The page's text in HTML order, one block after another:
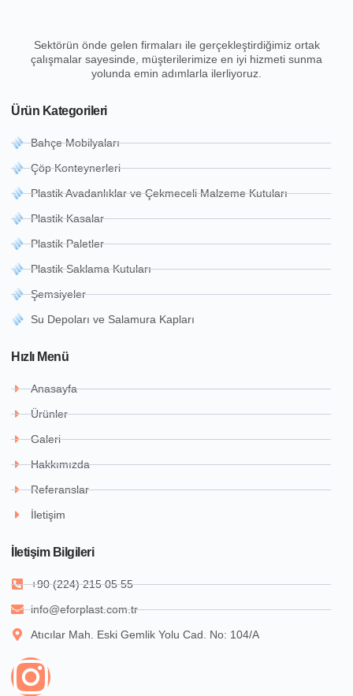
Sektörün önde gelen firmaları ile gerçekleştirdiğimiz ortak
çalışmalar sayesinde, müşterilerimize en iyi hizmeti sunma
yolunda emin adımlarla ilerliyoruz.
Ürün Kategorileri
Bahçe Mobilyaları
Çöp Konteynerleri
Plastik Avadanlıklar ve Çekmeceli Malzeme Kutuları
Plastik Kasalar
Plastik Paletler
Plastik Saklama Kutuları
Şemsiyeler
Su Depoları ve Salamura Kapları
Hızlı Menü
Anasayfa
Ürünler
Galeri
Hakkımızda
Referanslar
İletişim
İletişim Bilgileri
+90 (224) 215 05 55
info@eforplast.com.tr
Atıcılar Mah. Eski Gemlik Yolu Cad. No: 104/A